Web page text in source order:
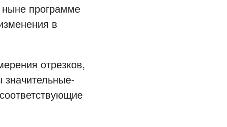
программе
в
отрезков,